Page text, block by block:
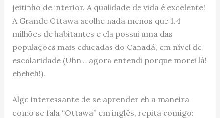
jeitinho de interior. A qualidade de vida é excelente!
A Grande Ottawa acolhe nada menos que 1.4
milhões de habitantes e ela possui uma das
populações mais educadas do Canadá, em nível de
escolaridade (Uhn… agora entendi porque morei lá!
eheheh!).
Algo interessante de se aprender eh a maneira
como se fala “Ottawa” em inglês, repita comigo: